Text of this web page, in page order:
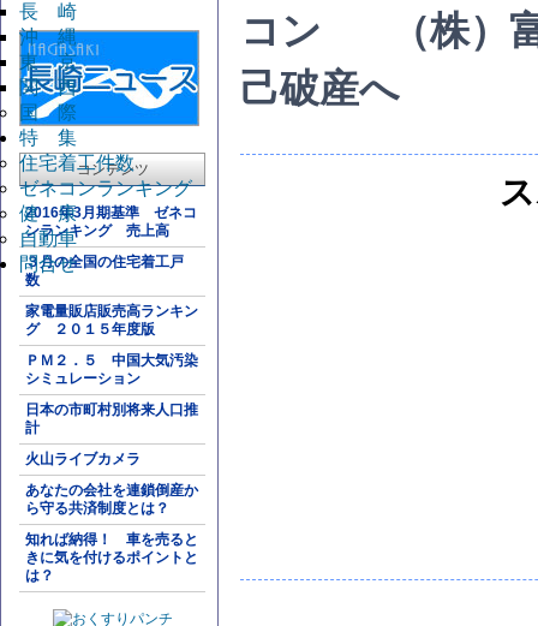
長 崎
沖 縄
東 京
関 西
国 際
特 集
住宅着工件数
ゼネコンランキング
健 康
自動車
問合せ
コンテンツ
2016年3月期基準 ゼネコ
ンランキング 売上高
３月の全国の住宅着工戸
数
家電量販店販売高ランキン
グ ２０１５年度版
ＰＭ２．５ 中国大気汚染
シミュレーション
日本の市町村別将来人口推
計
火山ライブカメラ
あなたの会社を連鎖倒産か
ら守る共済制度とは？
知れば納得！ 車を売ると
きに気を付けるポイントと
は？
（株）
己破産へ